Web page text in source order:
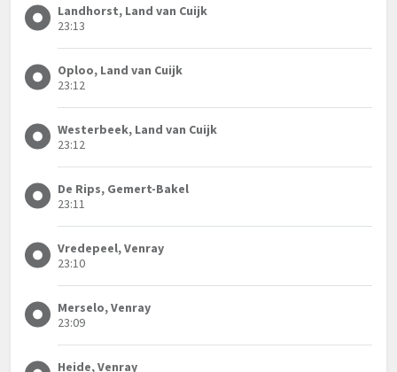
Landhorst, Land van Cuijk
23:13
Oploo, Land van Cuijk
23:12
Westerbeek, Land van Cuijk
23:12
De Rips, Gemert-Bakel
23:11
Vredepeel, Venray
23:10
Merselo, Venray
23:09
Heide, Venray